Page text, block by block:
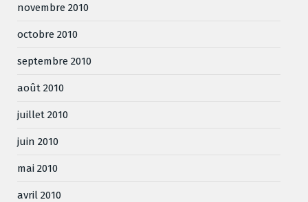
novembre 2010
octobre 2010
septembre 2010
août 2010
juillet 2010
juin 2010
mai 2010
avril 2010